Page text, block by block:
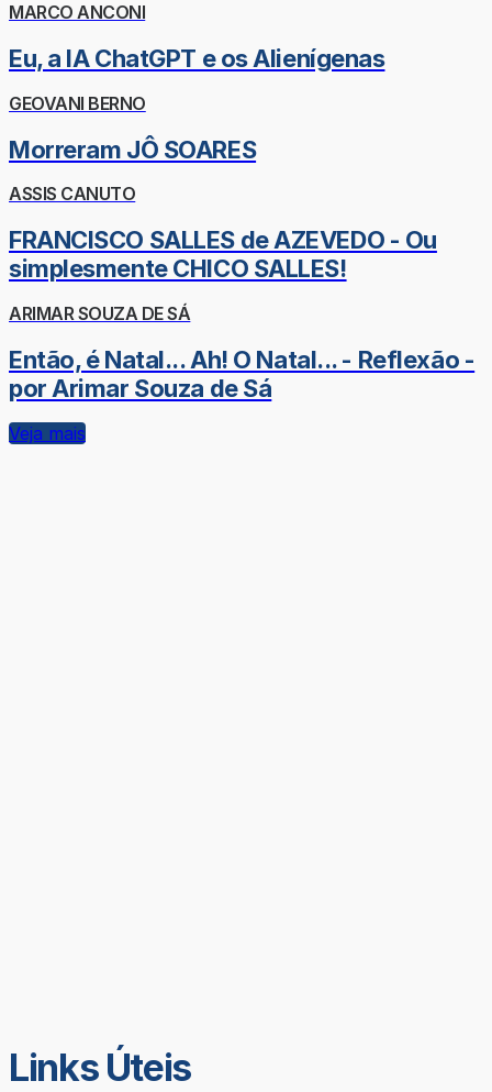
MARCO ANCONI
Eu, a IA ChatGPT e os Alienígenas
GEOVANI BERNO
Morreram JÔ SOARES
ASSIS CANUTO
FRANCISCO SALLES de AZEVEDO - Ou
simplesmente CHICO SALLES!
ARIMAR SOUZA DE SÁ
Então, é Natal... Ah! O Natal... - Reflexão -
por Arimar Souza de Sá
Veja mais
Links Úteis